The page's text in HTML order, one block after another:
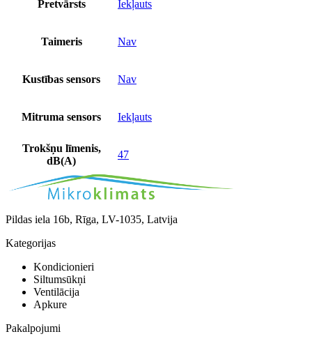
Pretvārsts Iekļauts
Taimeris Nav
Kustības sensors Nav
Mitruma sensors Iekļauts
Trokšņu līmenis,
dB(A)
47
Pildas iela 16b, Rīga, LV-1035, Latvija
Kategorijas
Kondicionieri
Siltumsūkņi
Ventilācija
Apkure
Pakalpojumi